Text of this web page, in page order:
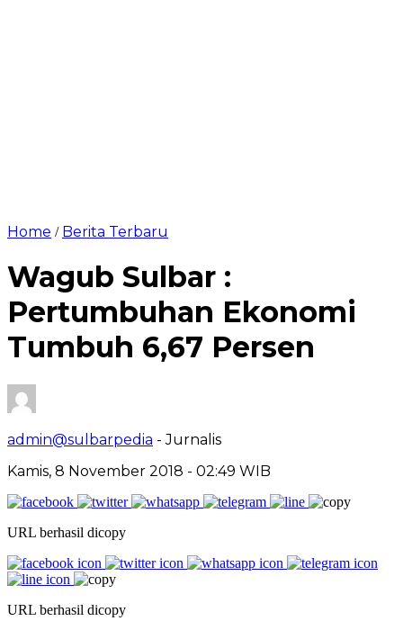
Home / Berita Terbaru
Wagub Sulbar :
Pertumbuhan Ekonomi
Tumbuh 6,67 Persen
admin@sulbarpedia - Jurnalis
Kamis, 8 November 2018 - 02:49 WIB
URL berhasil dicopy
URL berhasil dicopy